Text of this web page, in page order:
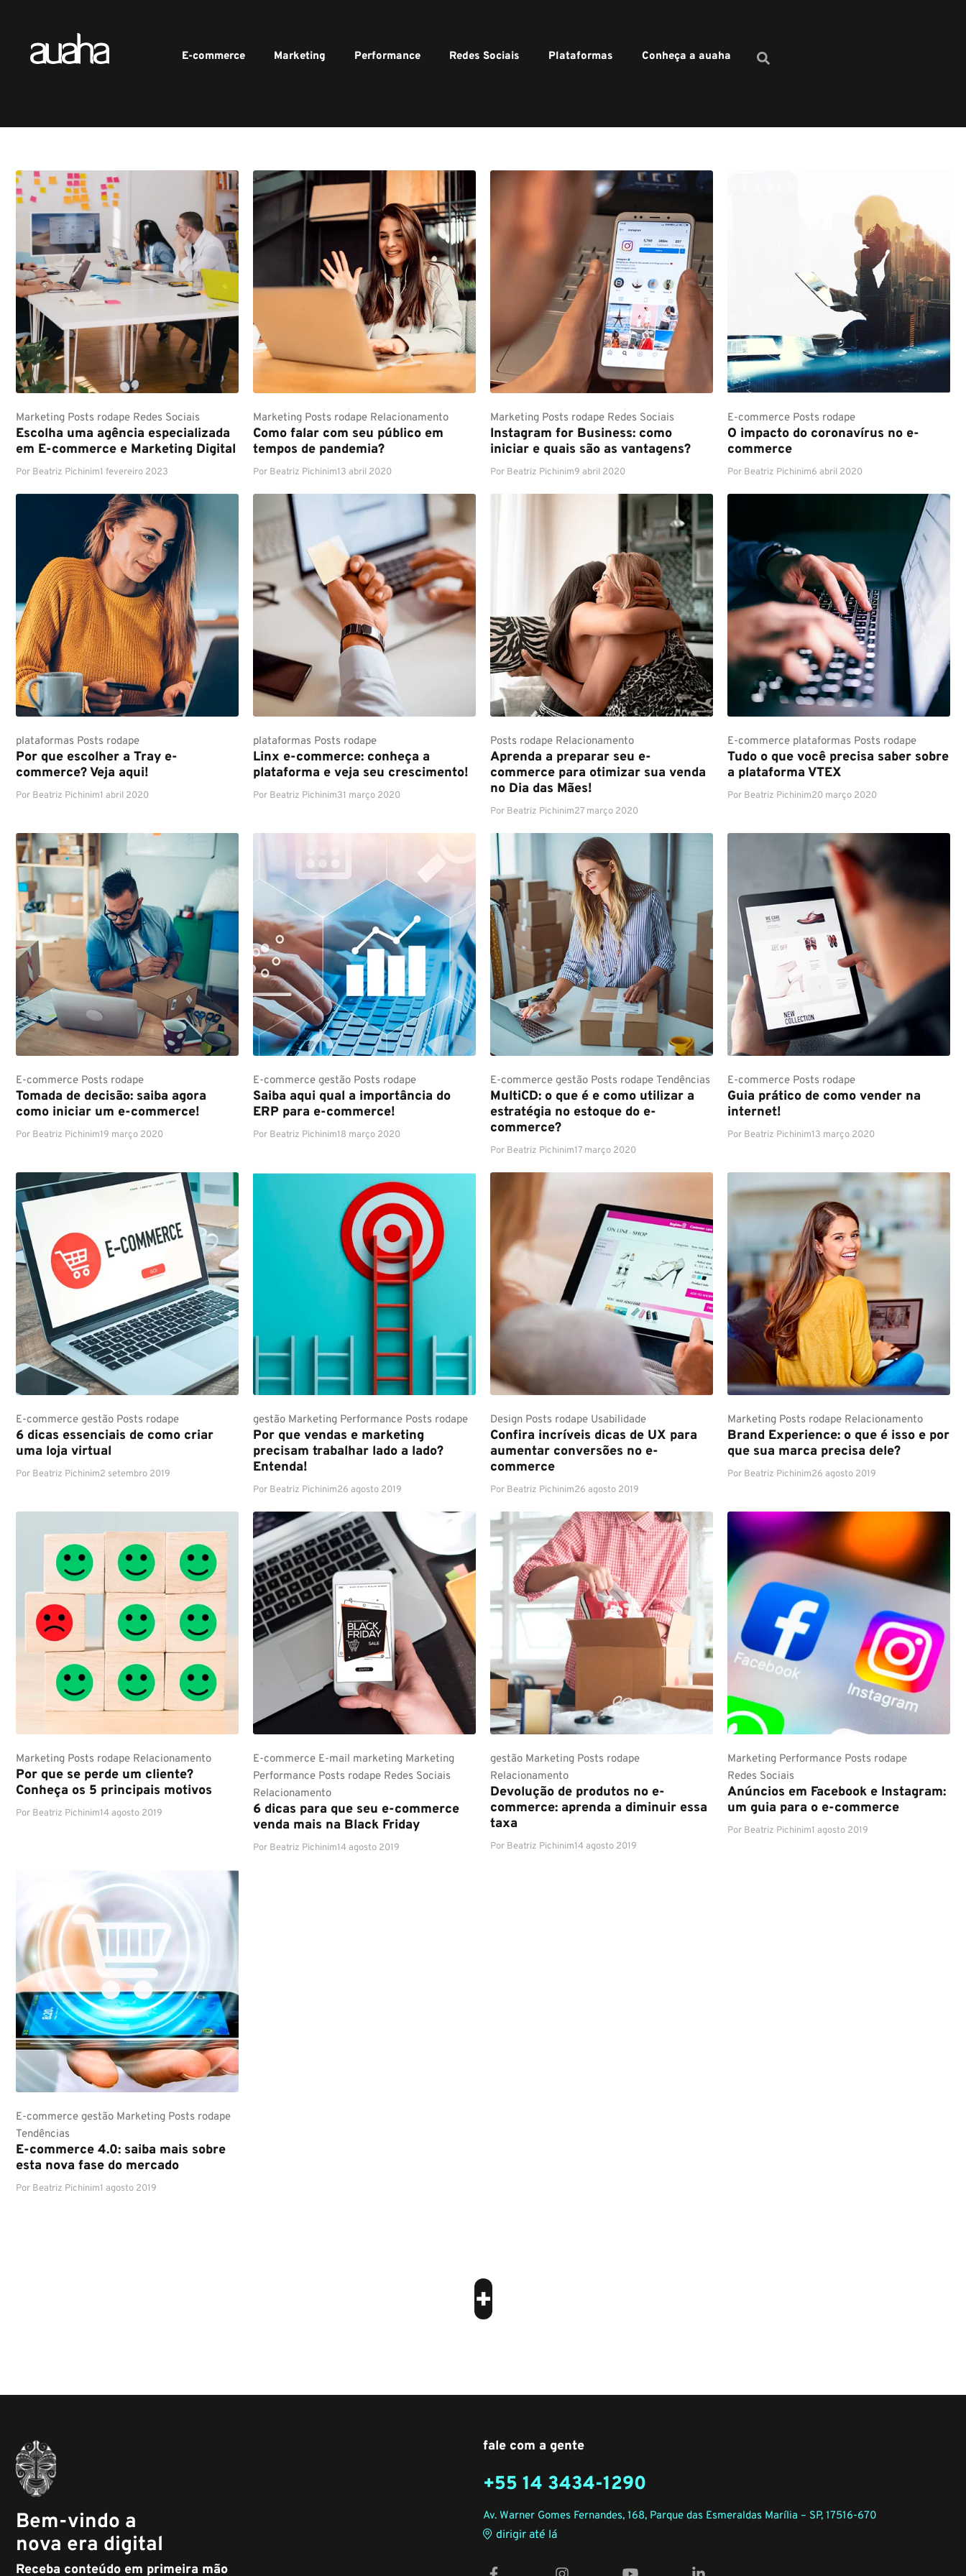
E-commerce Marketing Performance Redes Sociais Plataformas Conheça a auaha
Marketing Posts rodape Redes Sociais
Escolha uma agência especializada
em E-commerce e Marketing Digital
Por Beatriz Pichinim1 fevereiro 2023
Marketing Posts rodape Relacionamento
Como falar com seu público em
tempos de pandemia?
Por Beatriz Pichinim13 abril 2020
Marketing Posts rodape Redes Sociais
Instagram for Business: como
iniciar e quais são as vantagens?
Por Beatriz Pichinim9 abril 2020
E-commerce Posts rodape
O impacto do coronavírus no e-
commerce
Por Beatriz Pichinim6 abril 2020
plataformas Posts rodape
Por que escolher a Tray e-
commerce? Veja aqui!
Por Beatriz Pichinim1 abril 2020
plataformas Posts rodape
Linx e-commerce: conheça a
plataforma e veja seu crescimento!
Por Beatriz Pichinim31 março 2020
Posts rodape Relacionamento
Aprenda a preparar seu e-
commerce para otimizar sua venda
no Dia das Mães!
Por Beatriz Pichinim27 março 2020
E-commerce plataformas Posts rodape
Tudo o que você precisa saber sobre
a plataforma VTEX
Por Beatriz Pichinim20 março 2020
E-commerce Posts rodape
Tomada de decisão: saiba agora
como iniciar um e-commerce!
Por Beatriz Pichinim19 março 2020
E-commerce gestão Posts rodape
Saiba aqui qual a importância do
ERP para e-commerce!
Por Beatriz Pichinim18 março 2020
E-commerce gestão Posts rodape Tendências
MultiCD: o que é e como utilizar a
estratégia no estoque do e-
commerce?
Por Beatriz Pichinim17 março 2020
E-commerce Posts rodape
Guia prático de como vender na
internet!
Por Beatriz Pichinim13 março 2020
E-commerce gestão Posts rodape
6 dicas essenciais de como criar
uma loja virtual
Por Beatriz Pichinim2 setembro 2019
gestão Marketing Performance Posts rodape
Por que vendas e marketing
precisam trabalhar lado a lado?
Entenda!
Por Beatriz Pichinim26 agosto 2019
Design Posts rodape Usabilidade
Confira incríveis dicas de UX para
aumentar conversões no e-
commerce
Por Beatriz Pichinim26 agosto 2019
Marketing Posts rodape Relacionamento
Brand Experience: o que é isso e por
que sua marca precisa dele?
Por Beatriz Pichinim26 agosto 2019
Marketing Posts rodape Relacionamento
Por que se perde um cliente?
Conheça os 5 principais motivos
Por Beatriz Pichinim14 agosto 2019
E-commerce E-mail marketing Marketing
Performance Posts rodape Redes Sociais
Relacionamento
6 dicas para que seu e-commerce
venda mais na Black Friday
Por Beatriz Pichinim14 agosto 2019
gestão Marketing Posts rodape
Relacionamento
Devolução de produtos no e-
commerce: aprenda a diminuir essa
taxa
Por Beatriz Pichinim14 agosto 2019
Marketing Performance Posts rodape
Redes Sociais
Anúncios em Facebook e Instagram:
um guia para o e-commerce
Por Beatriz Pichinim1 agosto 2019
E-commerce gestão Marketing Posts rodape
Tendências
E-commerce 4.0: saiba mais sobre
esta nova fase do mercado
Por Beatriz Pichinim1 agosto 2019
+
Bem-vindo a
nova era digital
Receba conteúdo em primeira mão
fale com a gente
+55 14 3434-1290
Av. Warner Gomes Fernandes, 168, Parque das Esmeraldas Marília – SP, 17516-670
dirigir até lá